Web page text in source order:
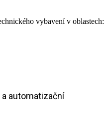
vybavení v oblastech:
automatizační